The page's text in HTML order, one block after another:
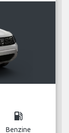
local_gas_station
Benzine